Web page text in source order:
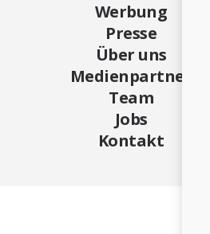
Werbung
Presse
Über uns
Medienpartner
Team
Jobs
Kontakt